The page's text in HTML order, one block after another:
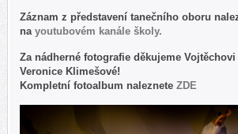
Záznam z představení tanečního oboru
na youtubovém kanále školy.
Za nádherné fotografie děkujeme
Veronice Klimešové!
Kompletní fotoalbum naleznete ZDE